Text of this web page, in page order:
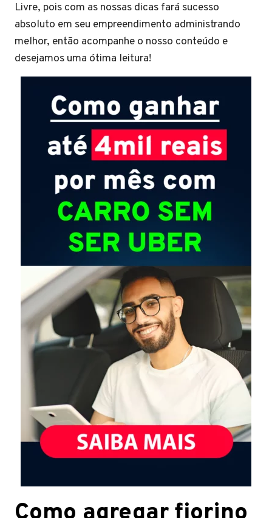
Livre, pois com as nossas dicas fará sucesso
absoluto em seu empreendimento administrando
melhor, então acompanhe o nosso conteúdo e
desejamos uma ótima leitura!